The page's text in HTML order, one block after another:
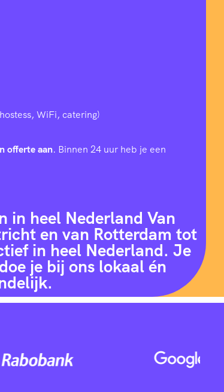
WiFi, catering)
offerte aan. Binnen 24 uur heb je een
in heel Nederland Van
en van Rotterdam tot
in heel Nederland. Je
je bij ons lokaal én